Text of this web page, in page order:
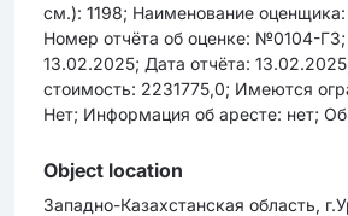
см.): 1198; Наименование
Номер отчёта об оценке: №0104-ГЗ;
13.02.2025; Дата отчёта:
стоимость: 2231775,0; Имеются
Нет; Информация об аресте: нет;
Object location
Западно-Казахстанская область,